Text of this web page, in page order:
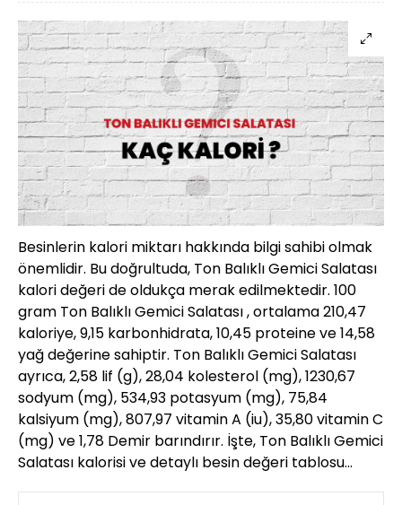
Besinlerin kalori miktarı hakkında bilgi sahibi olmak
önemlidir. Bu doğrultuda, Ton Balıklı Gemici Salatası
kalori değeri de oldukça merak edilmektedir. 100
gram Ton Balıklı Gemici Salatası , ortalama 210,47
kaloriye, 9,15 karbonhidrata, 10,45 proteine ve 14,58
yağ değerine sahiptir. Ton Balıklı Gemici Salatası
ayrıca, 2,58 lif (g), 28,04 kolesterol (mg), 1230,67
sodyum (mg), 534,93 potasyum (mg), 75,84
kalsiyum (mg), 807,97 vitamin A (iu), 35,80 vitamin C
(mg) ve 1,78 Demir barındırır. İşte, Ton Balıklı Gemici
Salatası kalorisi ve detaylı besin değeri tablosu…